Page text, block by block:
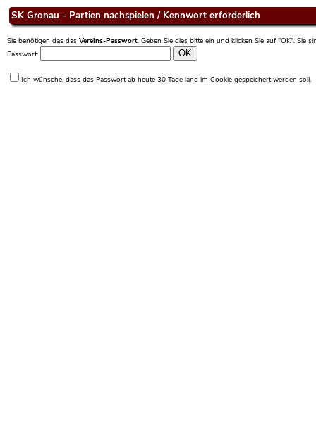
SK Gronau - Partien nachspielen / Kennwort erforderlich
Sie benötigen das das Vereins-Passwort. Geben Sie dies bitte ein und klicken Sie auf "OK". Sie
Passwort:
Ich wünsche, dass das Passwort ab heute 30 Tage lang im Cookie gespeichert werden soll.